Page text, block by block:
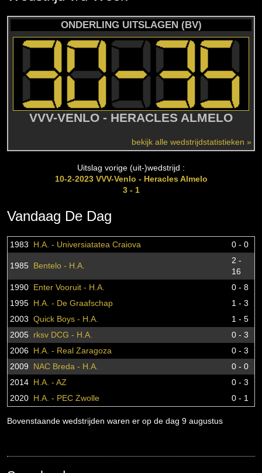
ONDERLING UITSLAGEN (BV)
VVV-VENLO - HERACLES ALMELO
bekijk alle wedstrijdstatistieken »
Uitslag vorige (uit-)wedstrijd :
10-2-2023 VVV-Venlo - Heracles Almelo
3 - 1
Vandaag De Dag
1983 H.A. - Universiatatea Craiova 0 - 0
1985 Bentelo - H.A.
2 -
16
1990 Enter Vooruit - H.A.
0 - 8
1995 H.A. - De Graafschap
1 - 3
2003 Quick Boys - H.A.
1 - 5
2005 rksv DCG - H.A.
0 - 3
2006 H.A. - Real Zaragoza
0 - 3
2009
NAC Breda - H.A.
0 - 0
2014 H.A. - AZ
0 - 3
2020 H.A. - PEC Zwolle 0 - 1
Bovenstaande wedstrijden waren er op de dag 9 augustus